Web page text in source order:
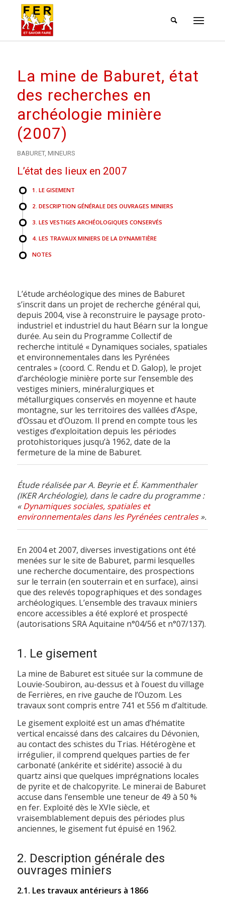
La mine de Baburet, état
des recherches en
archéologie minière
(2007)
BABURET, MINEURS
L’état des lieux en 2007
1. LE GISEMENT
2. DESCRIPTION GÉNÉRALE DES OUVRAGES MINIERS
3. LES VESTIGES ARCHÉOLOGIQUES CONSERVÉS
4. LES TRAVAUX MINIERS DE LA DYNAMITIÈRE
NOTES
L’étude archéologique des mines de Baburet
s’inscrit dans un projet de recherche général qui,
depuis 2004, vise à reconstruire le paysage proto-
industriel et industriel du haut Béarn sur la longue
durée. Au sein du Programme Collectif de
recherche intitulé « Dynamiques sociales, spatiales
et environnementales dans les Pyrénées
centrales » (coord. C. Rendu et D. Galop), le projet
d’archéologie minière porte sur l’ensemble des
vestiges miniers, minéralurgiques et
métallurgiques conservés en moyenne et haute
montagne, sur les territoires des vallées d’Aspe,
d’Ossau et d’Ouzom. Il prend en compte tous les
vestiges d’exploitation depuis les périodes
protohistoriques jusqu’à 1962, date de la
fermeture de la mine de Baburet.
Étude réalisée par A. Beyrie et É. Kammenthaler
(IKER Archéologie), dans le cadre du programme :
«Dynamiques sociales, spatiales et
environnementales dans les Pyrénées centrales».
En 2004 et 2007, diverses investigations ont été
menées sur le site de Baburet, parmi lesquelles
une recherche documentaire, des prospections
sur le terrain (en souterrain et en surface), ainsi
que des relevés topographiques et des sondages
archéologiques. L’ensemble des travaux miniers
encore accessibles a été exploré et prospecté
(autorisations SRA Aquitaine n°04/56 et n°07/137).
1. Le gisement
La mine de Baburet est située sur la commune de
Louvie-Soubiron, au-dessus et à l’ouest du village
de Ferrières, en rive gauche de l’Ouzom. Les
travaux sont compris entre 741 et 556 m d’altitude.
Le gisement exploité est un amas d’hématite
vertical encaissé dans des calcaires du Dévonien,
au contact des schistes du Trias. Hétérogène et
irrégulier, il comprend quelques parties de fer
carbonaté (ankérite et sidérite) associé à du
quartz ainsi que quelques imprégnations locales
de pyrite et de chalcopyrite. Le minerai de Baburet
accuse dans l’ensemble une teneur de 49 à 50 %
en fer. Exploité dès le XVIe siècle, et
vraisemblablement depuis des périodes plus
anciennes, le gisement fut épuisé en 1962.
2. Description générale des
ouvrages miniers
2.1. Les travaux antérieurs à 1866